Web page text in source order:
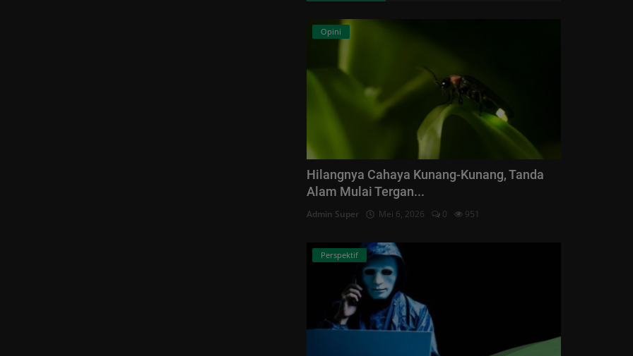
Opini
Hilangnya Cahaya Kunang-Kunang, Tanda
Alam Mulai Tergan...
Admin Super Mei 6, 2026 0 951
Perspektif